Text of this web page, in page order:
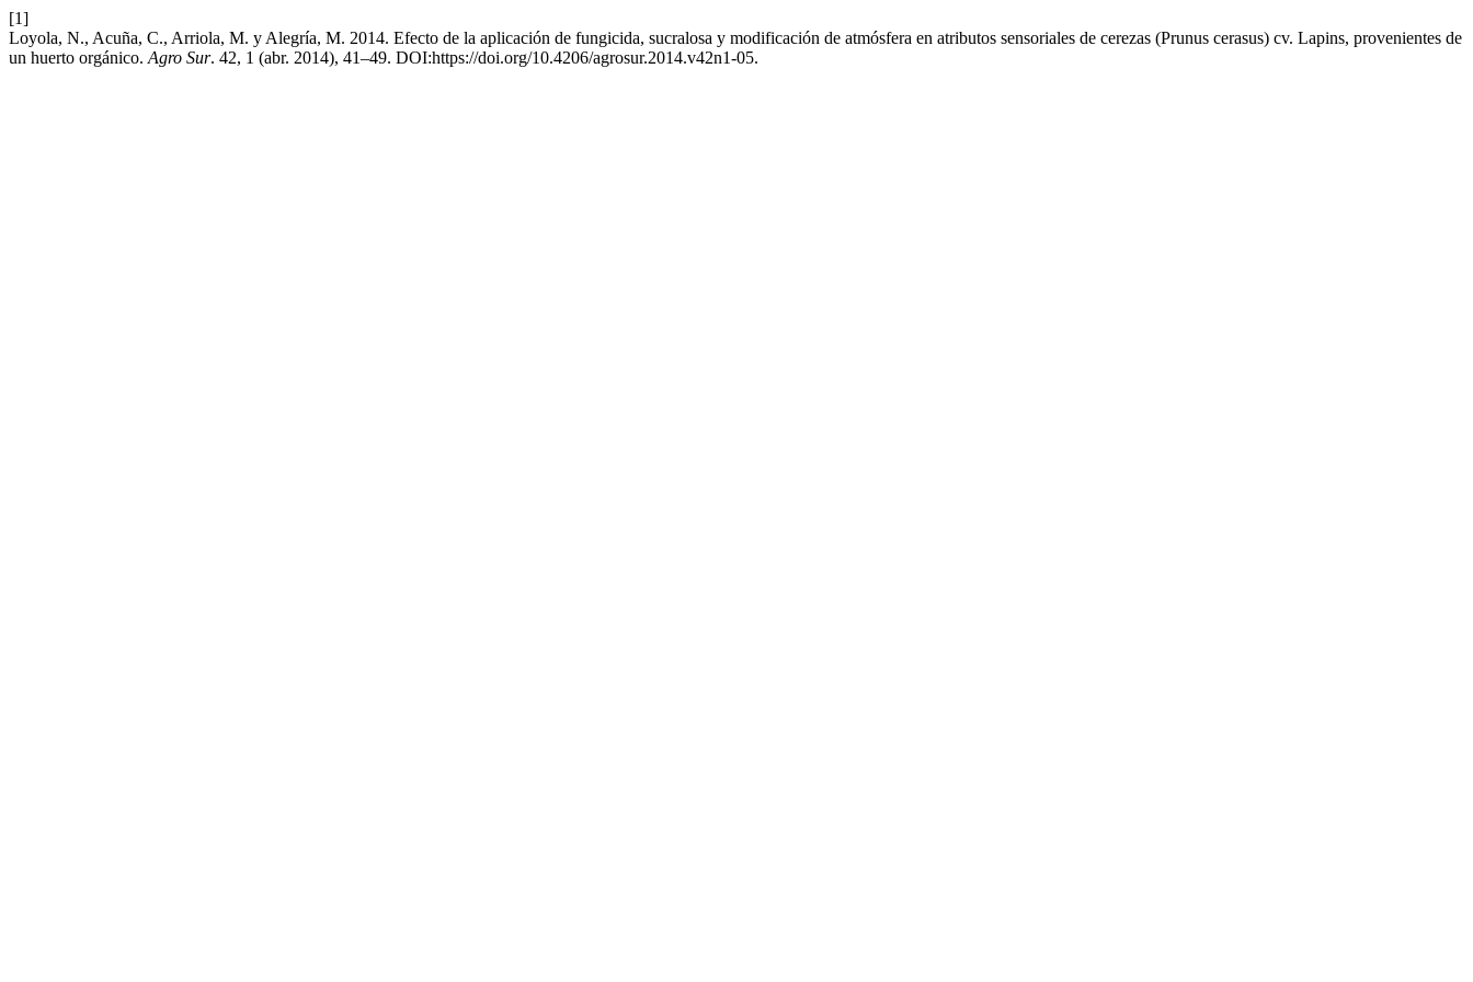
[1]
Loyola, N., Acuña, C., Arriola, M. y Alegría, M. 2014. Efecto de la aplicación de fungicida, sucralosa y modificación de atmósfera en atributos sensoriales de cerezas (Prunus cerasus) cv. Lapins, provenientes de
un huerto orgánico. Agro Sur. 42, 1 (abr. 2014), 41–49. DOI:https://doi.org/10.4206/agrosur.2014.v42n1-05.